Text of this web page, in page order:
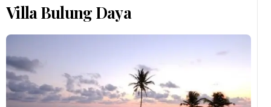
Villa Bulung Daya